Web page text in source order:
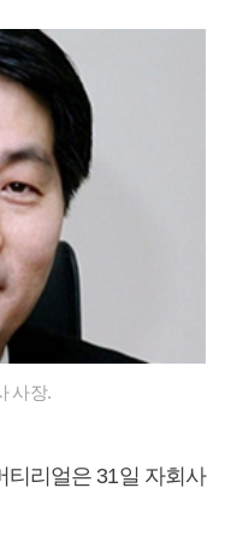
사장.
티리얼은 31일 자회사